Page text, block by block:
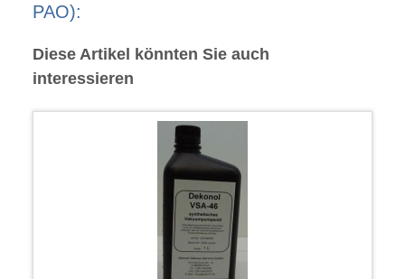
PAO):
Diese Artikel könnten Sie auch
interessieren